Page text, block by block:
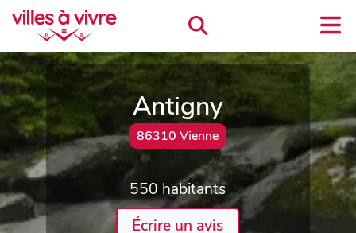
Antigny
86310 Vienne
550 habitants
Écrire un avis